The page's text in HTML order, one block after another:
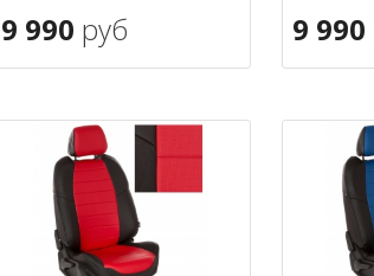
9 990 руб
В корзину
9 990
В